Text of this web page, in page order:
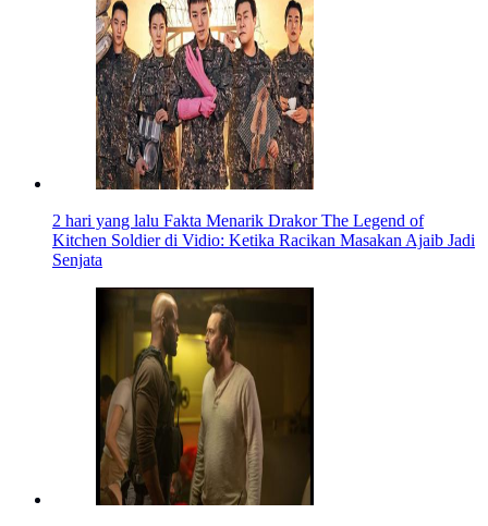
2 hari yang lalu Fakta Menarik Drakor The Legend of
Kitchen Soldier di Vidio: Ketika Racikan Masakan Ajaib Jadi
Senjata